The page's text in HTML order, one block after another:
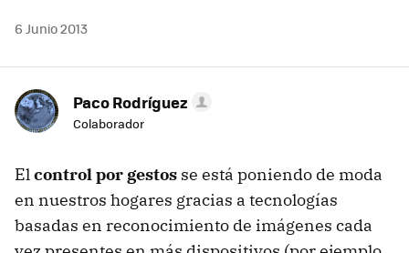
6 Junio 2013
Paco Rodríguez
Colaborador
Elcontrol por gestos se está poniendo de moda
en nuestros hogares gracias a tecnologías
basadas en reconocimiento de imágenes cada